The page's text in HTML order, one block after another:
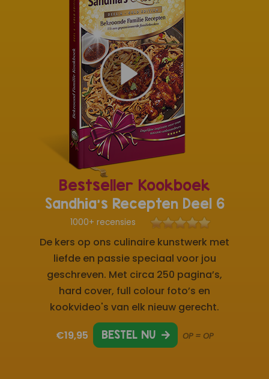
Bestseller Kookboek
Sandhia's Recepten Deel 6
1000+ recensies
De kers op ons culinaire kunstwerk met
liefde en passie speciaal voor jou
geschreven. Met circa 250 pagina’s,
hard cover, full colour foto’s en
kookvideo's van elk nieuw gerecht.
€19,95 BESTEL NU OP = OP